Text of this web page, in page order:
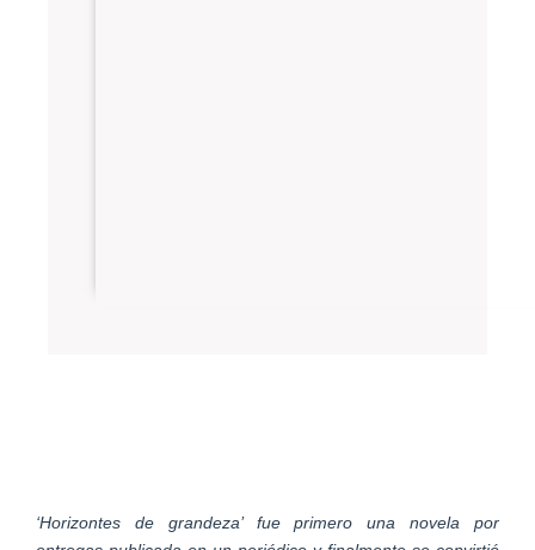
‘Horizontes de grandeza’ fue primero una novela por